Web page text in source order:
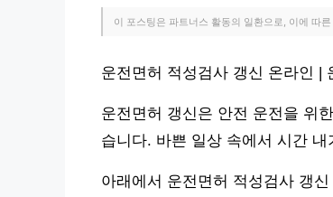
이 포스팅은 파트너스 활동의 일환으로, 이에 따
운전면허 적성검사 갱신 온라인 |
운전면허 갱신은 안전 운전을 위
습니다. 바쁜 일상 속에서 시간
아래에서 운전면허 적성검사 갱